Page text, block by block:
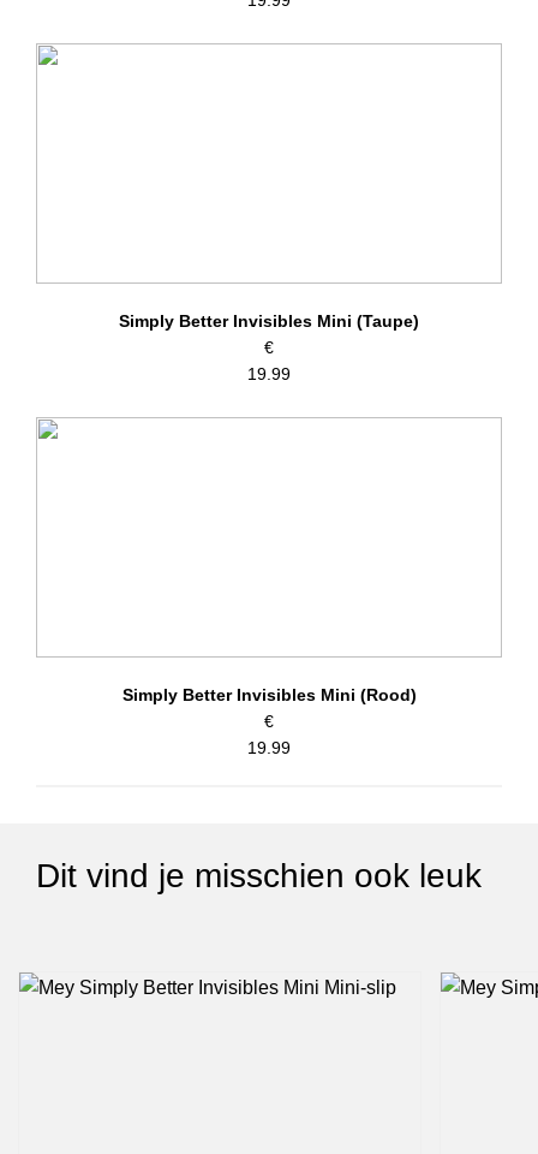
Simply Better Invisibles Mini (Taupe)
€
19.99
Simply Better Invisibles Mini (Rood)
€
19.99
Dit vind je misschien ook leuk